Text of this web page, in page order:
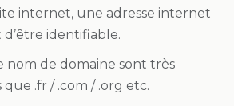
internet, une adresse internet
identifiable.
nom de domaine sont très
.fr / .com / .org etc.